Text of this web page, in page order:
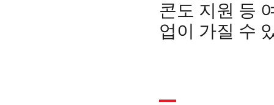
콘도 지원 등
업이 가질 수